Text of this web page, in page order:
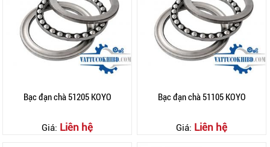
Bạc đạn chà 51205 KOYO
Giá: Liên hệ
Bạc đạn chà 51105 KOYO
Giá: Liên hệ